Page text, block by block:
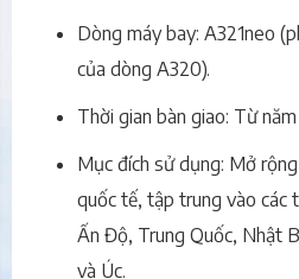
Dòng máy bay: A321neo
của dòng A320).
Thời gian bàn giao: Từ
Mục đích sử dụng: Mở
quốc tế, tập trung vào các
Ấn Độ, Trung Quốc, Nhật
và Úc.